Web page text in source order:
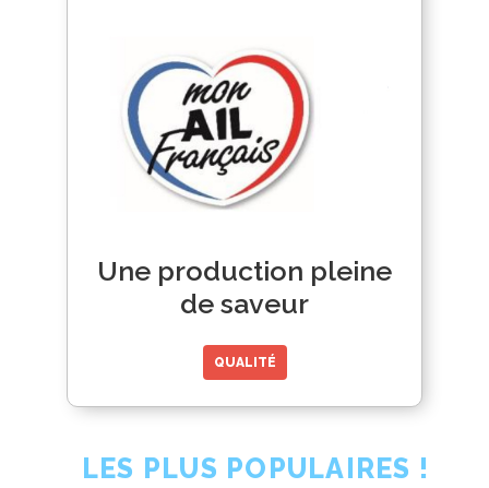
Une production pleine
de saveur
QUALITÉ
LES PLUS POPULAIRES !